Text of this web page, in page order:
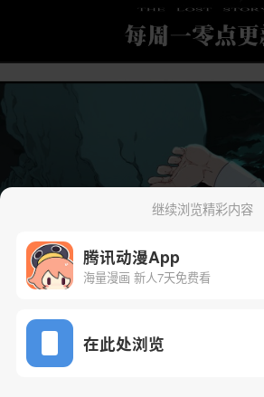
继续浏览精彩内容
腾讯动漫App
海量漫画 新人7天免费看
在此处浏览